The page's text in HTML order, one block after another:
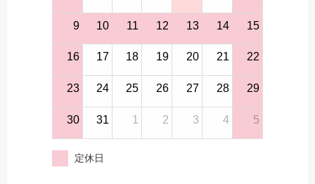
9 10 11 12 13 14 15
16 17 18 19 20 21 22
23 24 25 26 27 28 29
30 31 1 2 3 4 5
定休日